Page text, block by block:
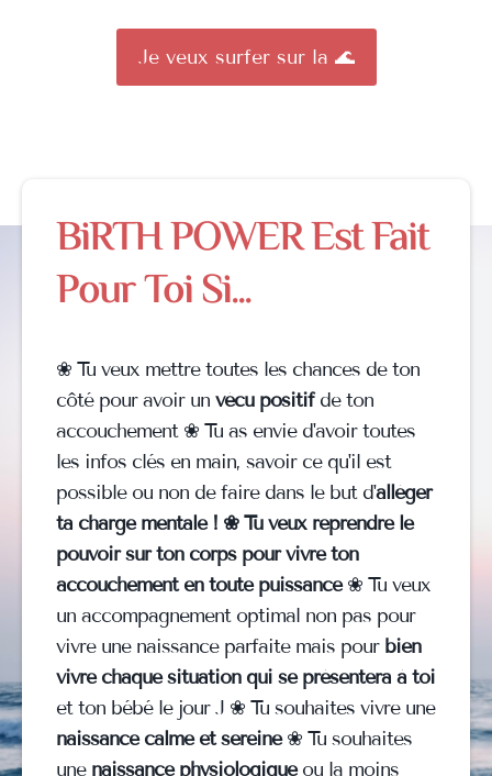
Je veux surfer sur la 🌊
BiRTH POWER Est Fait
Pour Toi Si...
❀ Tu veux mettre toutes les chances de ton
côté pour avoir un vécu positifde ton
accouchement ❀ Tu as envie d'avoir toutes
les infos clés en main, savoir ce qu'il est
possible ou non de faire dans le but d'alléger
ta charge mentale ! ❀ Tu veux reprendre le
pouvoir sur ton corps pour vivre ton
accouchement en toute puissance❀ Tu veux
un accompagnement optimal non pas pour
vivre une naissance parfaite mais pour bien
vivre chaque situation qui se présentera à toi
et ton bébé le jour J ❀ Tu souhaites vivre une
naissance calme et sereine❀ Tu souhaites
une naissance physiologiqueou la moins